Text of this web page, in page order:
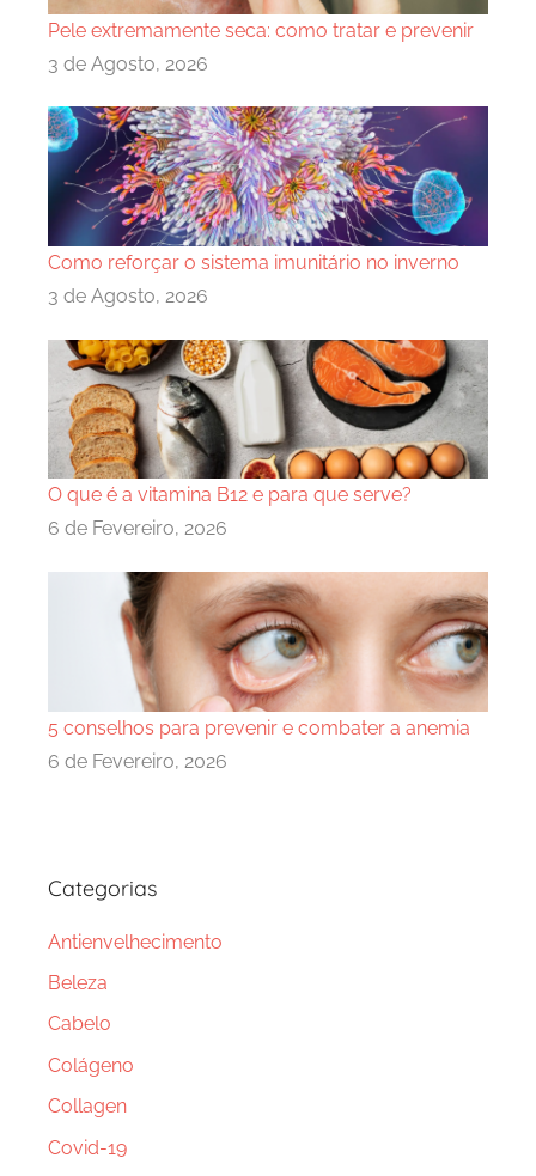
Pele extremamente seca: como tratar e prevenir
3 de Agosto, 2026
Como reforçar o sistema imunitário no inverno
3 de Agosto, 2026
O que é a vitamina B12 e para que serve?
6 de Fevereiro, 2026
5 conselhos para prevenir e combater a anemia
6 de Fevereiro, 2026
Categorias
Antienvelhecimento
Beleza
Cabelo
Colágeno
Collagen
Covid-19